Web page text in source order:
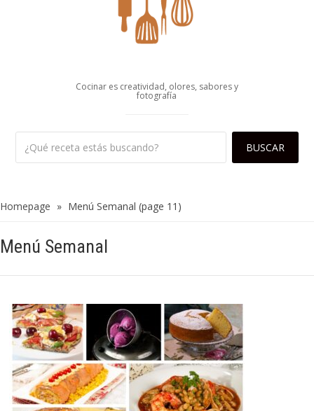
Cocinar es creatividad, olores, sabores y
fotografía
Homepage » Menú Semanal (page 11)
Menú Semanal